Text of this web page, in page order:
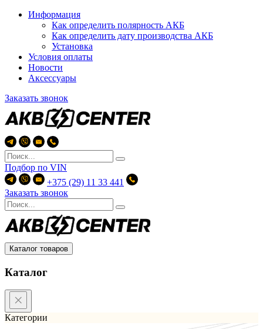
Информация
Как определить полярность АКБ
Как определить дату производства АКБ
Установка
Условия оплаты
Новости
Аксессуары
Заказать звонок
Подбор по VIN
+375 (29) 11 33 441
Заказать звонок
Каталог товаров
Каталог
Категории